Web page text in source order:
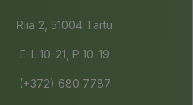
Riia 2, 51004 Tartu
E-L 10-21, P 10-19
(+372) 680 7787